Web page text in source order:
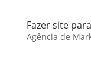
Fazer site
Agência de